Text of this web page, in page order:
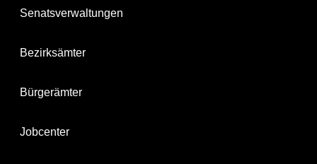
Senatsverwaltungen
Bezirksämter
Bürgerämter
Jobcenter